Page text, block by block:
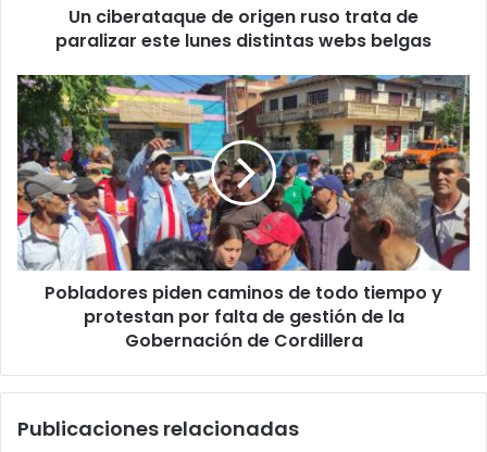
Un ciberataque de origen ruso trata de
paralizar este lunes distintas webs belgas
Pobladores piden caminos de todo tiempo y
protestan por falta de gestión de la
Gobernación de Cordillera
Publicaciones relacionadas